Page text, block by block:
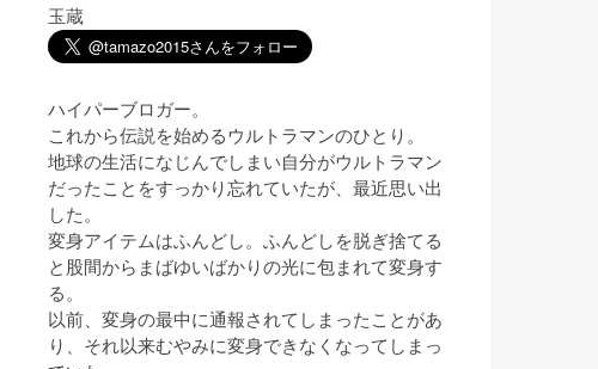
玉蔵
ハイパーブロガー。
これから伝説を始めるウルトラマンのひとり。
地球の生活になじんでしまい自分がウルトラマン
だったことをすっかり忘れていたが、最近思い出
した。
変身アイテムはふんどし。ふんどしを脱ぎ捨てる
と股間からまばゆいばかりの光に包まれて変身す
る。
以前、変身の最中に通報されてしまったことがあ
り、それ以来むやみに変身できなくなってしまっ